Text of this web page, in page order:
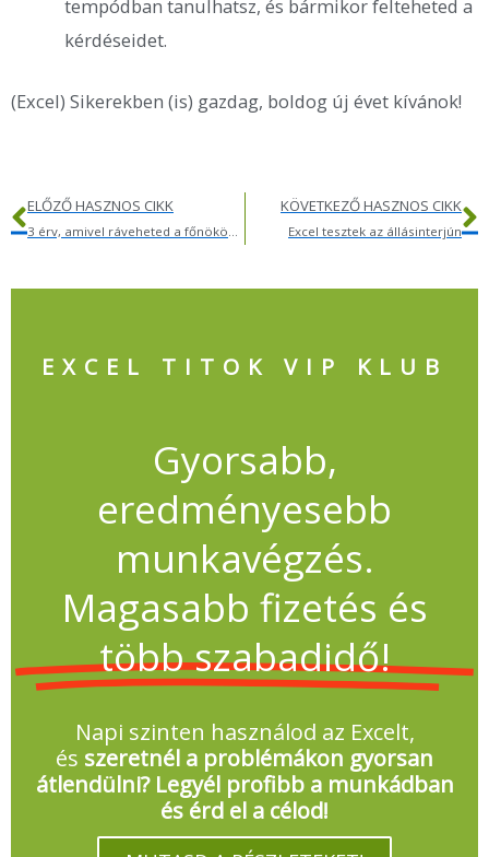
tempódban tanulhatsz, és bármikor felteheted a
kérdéseidet.
(Excel) Sikerekben (is) gazdag, boldog új évet kívánok!
ELŐZŐ HASZNOS CIKK
3 érv, amivel ráveheted a főnököd, hogy támogassa az Excel tanulásod
KÖVETKEZŐ HASZNOS CIKK
Excel tesztek az állásinterjún
EXCEL TITOK VIP KLUB
Gyorsabb,
eredményesebb
munkavégzés.
Magasabb fizetés és
több szabadidő!
Napi szinten használod az Excelt,
és szeretnél a problémákon gyorsan
átlendülni? Legyél profibb a munkádban
és érd el a célod!